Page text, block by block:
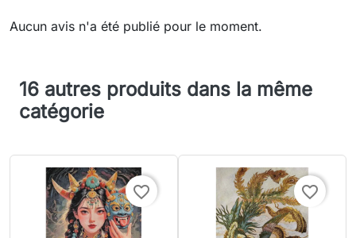
Aucun avis n'a été publié pour le moment.
16 autres produits dans la même
catégorie
favorite_border favorite_border